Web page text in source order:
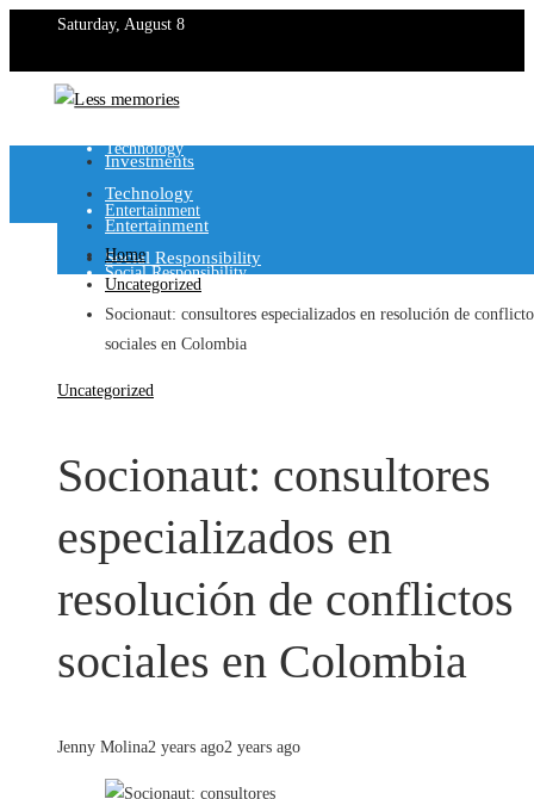
Saturday, August 8
Technology
Entertainment
Social Responsibility
Investments
Technology
Entertainment
Social Responsibility
Home
Uncategorized
Socionaut: consultores especializados en resolución de
sociales en Colombia
Uncategorized
Socionaut: consultores
especializados en
resolución de conflictos
sociales en Colombia
Jenny Molina2 years ago2 years ago